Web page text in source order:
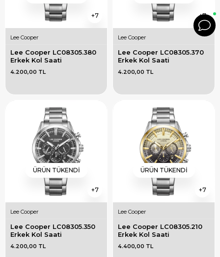
7
Lee Cooper
Lee Cooper LC08305.380
Erkek Kol Saati
4.200,00 TL
7
Lee Cooper
Lee Cooper LC08305.370
Erkek Kol Saati
4.200,00 TL
7
ÜRÜN TÜKENDI
Lee Cooper
Lee Cooper LC08305.350
Erkek Kol Saati
4.200,00 TL
7
ÜRÜN TÜKENDI
Lee Cooper
Lee Cooper LC08305.210
Erkek Kol Saati
4.400,00 TL